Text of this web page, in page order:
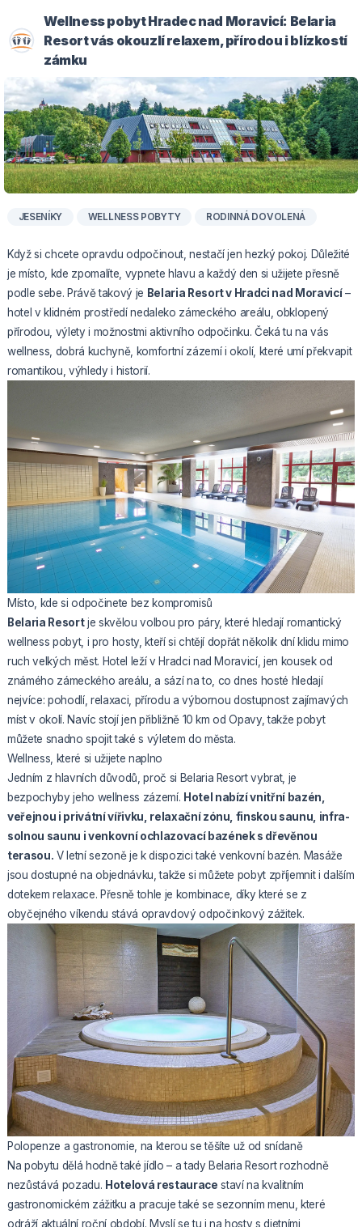
Wellness pobyt Hradec nad Moravicí: Belaria
Resort vás okouzlí relaxem, přírodou i blízkostí
zámku
JESENÍKY WELLNESS POBYTY RODINNÁ DOVOLENÁ
Když si chcete opravdu odpočinout, nestačí jen hezký pokoj. Důležité
je místo, kde zpomalíte, vypnete hlavu a každý den si užijete přesně
podle sebe. Právě takový je Belaria Resort v Hradci nad Moravicí–
hotel v klidném prostředí nedaleko zámeckého areálu, obklopený
přírodou, výlety i možnostmi aktivního odpočinku. Čeká tu na vás
wellness, dobrá kuchyně, komfortní zázemí i okolí, které umí překvapit
romantikou, výhledy i historií.
Místo, kde si odpočinete bez kompromisů
Belaria Resortje skvělou volbou pro páry, které hledají romantický
wellness pobyt, i pro hosty, kteří si chtějí dopřát několik dní klidu mimo
ruch velkých měst. Hotel leží v Hradci nad Moravicí, jen kousek od
známého zámeckého areálu, a sází na to, co dnes hosté hledají
nejvíce: pohodlí, relaxaci, přírodu a výbornou dostupnost zajímavých
míst v okolí. Navíc stojí jen přibližně 10 km od Opavy, takže pobyt
můžete snadno spojit také s výletem do města.
Wellness, které si užijete naplno
Jedním z hlavních důvodů, proč si Belaria Resort vybrat, je
bezpochyby jeho wellness zázemí. Hotel nabízí vnitřní bazén,
veřejnou i privátní vířivku, relaxační zónu, finskou saunu, infra-
solnou saunu i venkovní ochlazovací bazének s dřevěnou
terasou. V letní sezoně je k dispozici také venkovní bazén. Masáže
jsou dostupné na objednávku, takže si můžete pobyt zpříjemnit i dalším
dotekem relaxace. Přesně tohle je kombinace, díky které se z
obyčejného víkendu stává opravdový odpočinkový zážitek.
Polopenze a gastronomie, na kterou se těšíte už od snídaně
Na pobytu dělá hodně také jídlo – a tady Belaria Resort rozhodně
nezůstává pozadu. Hotelová restaurace staví na kvalitním
gastronomickém zážitku a pracuje také se sezonním menu, které
odráží aktuální roční období. Myslí se tu i na hosty s dietními